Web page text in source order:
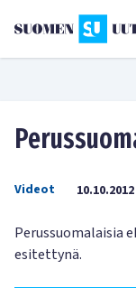
Videot 10.10.2012
Perussuomalaisia
esitettynä.